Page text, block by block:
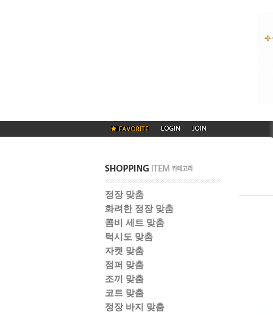
정장 맞춤
화려한 정장 맞춤
콤비 세트 맞춤
턱시도 맞춤
자켓 맞춤
점퍼 맞춤
조끼 맞춤
코트 맞춤
정장 바지 맞춤